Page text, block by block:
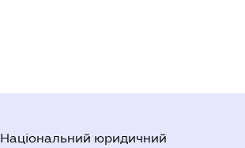
Національний юридичний